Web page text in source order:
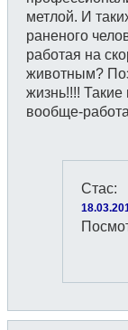
метлой. И
раненого
работая на
животным?
жизнь!!!!
вообще-
Стас: